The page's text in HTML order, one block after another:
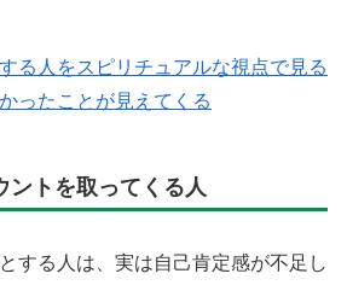
る人をスピリチュアルな視点で見る
ったことが見えてくる
ントを取ってくる人
する人は、実は自己肯定感が不足し